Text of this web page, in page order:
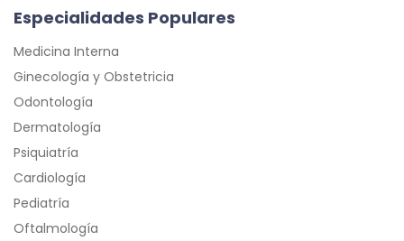
Especialidades Populares
Medicina Interna
Ginecología y Obstetricia
Odontología
Dermatología
Psiquiatría
Cardiología
Pediatría
Oftalmología